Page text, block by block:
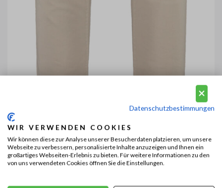
Datenschutzbestimmungen
WIR VERWENDEN COOKIES
Wir können diese zur Analyse unserer Besucherdaten platzieren, um unsere
Webseite zu verbessern, personalisierte Inhalte anzuzeigen und Ihnen ein
großartiges Webseiten-Erlebnis zu bieten. Für weitere Informationen zu den
von uns verwendeten Cookies öffnen Sie die Einstellungen.